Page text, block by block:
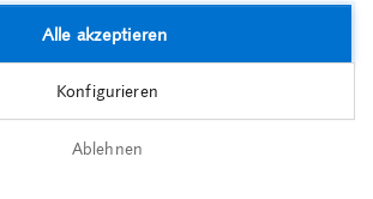
Ablehnen
Alle akzeptieren
Konfigurieren